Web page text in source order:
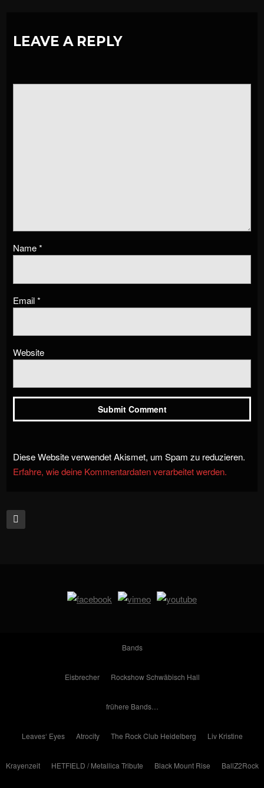
LEAVE A REPLY
Name*
Email*
Website
Diese Website verwendet Akismet, um Spam zu reduzieren.
Erfahre, wie deine Kommentardaten verarbeitet werden.
Bands
Eisbrecher Rockshow Schwäbisch Hall
frühere Bands…
Leaves‘ Eyes Atrocity The Rock Club Heidelberg Liv Kristine
Krayenzeit HETFIELD / Metallica Tribute Black Mount Rise BallZ2Rock